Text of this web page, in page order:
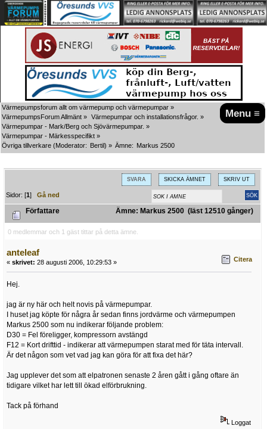
Menu ≡
Värmepumpsforum allt om värmepump och värmepumpar »
VärmepumpsForum Allmänt » Värmepumpar och installationsfrågor. »
Värmepumpar - Mark/Berg och Sjövärmepumpar. »
Värmepumpar - Märkesspecifikt »
Övriga tillverkare (Moderator: Bertil) » Ämne: Markus 2500
SVARA SKICKA ÄMNET SKRIV UT
Sidor: [1]Gå ned
Författare Ämne: Markus 2500 (läst 12510 gånger)
0 medlemmar och 1 gäst tittar på detta ämne.
anteleaf
« skrivet: 28 augusti 2006, 10:29:53 » Citera
Hej.
jag är ny här och helt novis på värmepumpar.
I huset jag köpte för några år sedan finns jordvärme och värmepumpen
Markus 2500 som nu indikerar följande problem:
D30 = Fel föreligger, kompressorn avstängd
F12 = Kort drifttid - indikerar att värmepumpen starat med för täta intervall.
Är det någon som vet vad jag kan göra för att fixa det här?
Jag upplever det som att elpatronen senaste 2 åren gått i gång oftare än
tidigare vilket har lett till ökad elförbrukning.
Tack på förhand
Loggat